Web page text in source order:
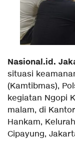
Nasional.id.
situasi
(Kamtibmas),
kegiatan Ngopi
malam, di
Hankam,
Cipayung,